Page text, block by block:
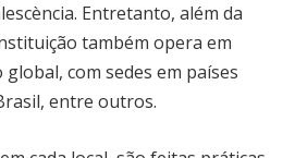
Entretanto, além da
também opera em
com sedes em países
entre outros.